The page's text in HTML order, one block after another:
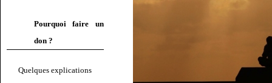
Pourquoi faire un
don ?
Quelques explications